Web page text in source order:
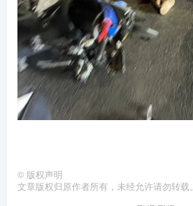
© 版权声明
文章版权归原作者所有，未经允许请勿转载。